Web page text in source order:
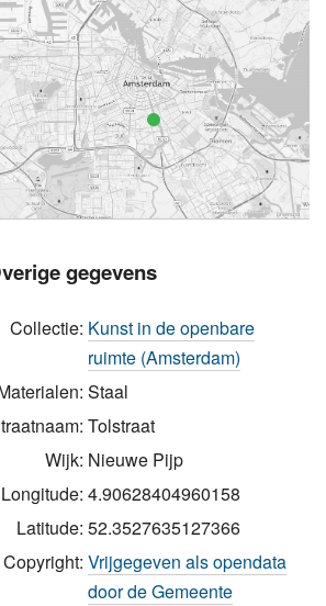
gegevens
Collectie: Kunst in de openbare
ruimte (Amsterdam)
Staal
Tolstraat
Wijk: Nieuwe Pijp
Longitude: 4.90628404960158
Latitude: 52.3527635127366
Copyright: Vrijgegeven als opendata
door de Gemeente